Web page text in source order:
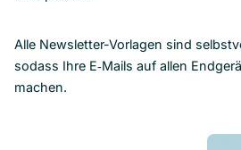
Alle Newsletter-Vorlagen sind
sodass Ihre E‑Mails auf allen
machen.